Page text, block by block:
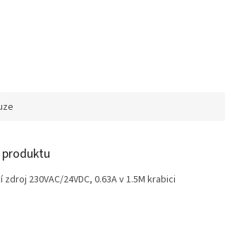
zdroj 230VAC/24VDC, 0.63A v 1.5M krabici